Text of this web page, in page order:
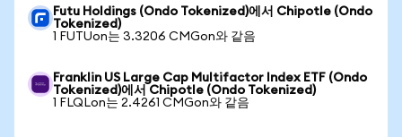
Futu Holdings (Ondo Tokenized)에서 Chipotle (Ondo
Tokenized)
1 FUTUon는 3.3206 CMGon와 같음
Franklin US Large Cap Multifactor Index ETF (Ondo
Tokenized)에서 Chipotle (Ondo Tokenized)
1 FLQLon는 2.4261 CMGon와 같음